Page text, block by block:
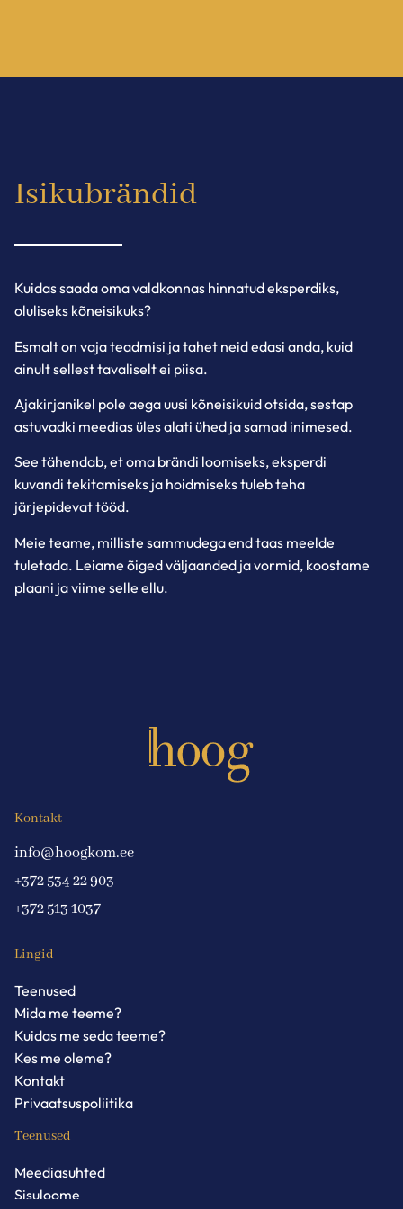
Isikubrändid
Kuidas saada oma valdkonnas hinnatud eksperdiks,
oluliseks kõneisikuks?
Esmalt on vaja teadmisi ja tahet neid edasi anda, kuid
ainult sellest tavaliselt ei piisa.
Ajakirjanikel pole aega uusi kõneisikuid otsida, sestap
astuvadki meedias üles alati ühed ja samad inimesed.
See tähendab, et oma brändi loomiseks, eksperdi
kuvandi tekitamiseks ja hoidmiseks tuleb teha
järjepidevat tööd.
Meie teame, milliste sammudega end taas meelde
tuletada. Leiame õiged väljaanded ja vormid, koostame
plaani ja viime selle ellu.
Kontakt
info@hoogkom.ee
+372 534 22 903
+372 513 1037
Lingid
Teenused
Mida me teeme?
Kuidas me seda teeme?
Kes me oleme?
Kontakt
Privaatsuspoliitika
Teenused
Meediasuhted
Sisuloome